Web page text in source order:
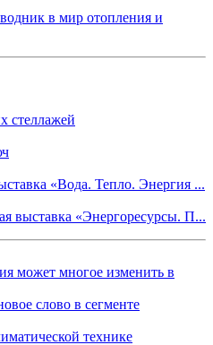
в мир отопления и
стеллажей
«Вода. Тепло. Энергия ...
выставка «Энергоресурсы. П...
может многое изменить в
слово в сегменте
технике